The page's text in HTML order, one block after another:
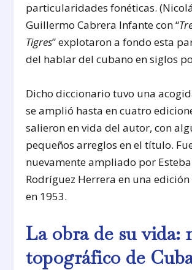
particularidades fonéticas.
Guillermo Cabrera Infante con “
Tigres” explotaron a fondo esta
del hablar del cubano en siglos
Dicho diccionario tuvo una
se amplió hasta en cuatro
salieron en vida del autor, con
pequeños arreglos en el título.
nuevamente ampliado por
Rodríguez Herrera en una
en 1953.
La obra de su vida:
topográfico de